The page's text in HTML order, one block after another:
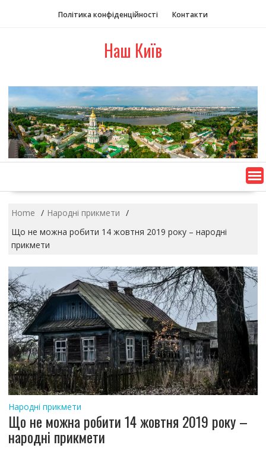
t
Політика конфіденційності Контакти
Наш Київ
Home
Народні прикмети
Що не можна робити 14 жовтня 2019 року – народні
прикмети
Народні прикмети
Що не можна робити 14 жовтня 2019 року –
народні прикмети